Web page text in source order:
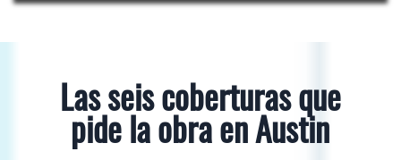
Las seis coberturas que
pide la obra en Austin